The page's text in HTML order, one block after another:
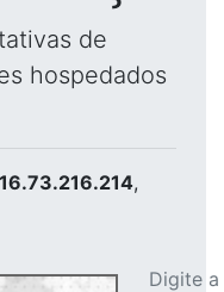
de
hospedados
,
Digite